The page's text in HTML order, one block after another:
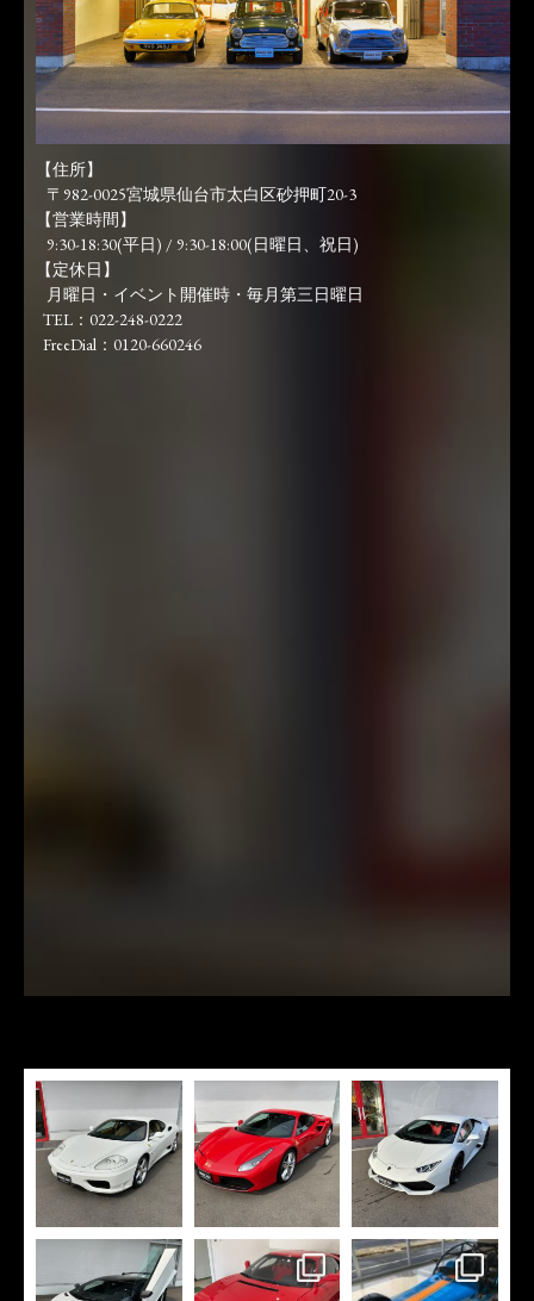
【住所】
〒982-0025宮城県仙台市太白区砂押町20-3
【営業時間】
9:30-18:30(平日) / 9:30-18:00(日曜日、祝日)
【定休日】
月曜日・イベント開催時・毎月第三日曜日
TEL：022-248-0222
FreeDial：0120-660246